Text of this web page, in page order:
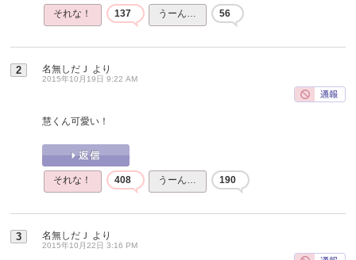
それな！ 137 うーん… 56
2 名無しだＪ より
2015年10月19日 9:22 AM
慧くん可愛い！
それな！ 408 うーん… 190
3 名無しだＪ より
2015年10月22日 3:16 PM